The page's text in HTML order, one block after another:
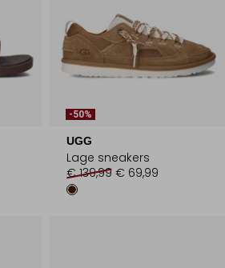
-50%
UGG
Lage sneakers
€ 139,99 € 69,99